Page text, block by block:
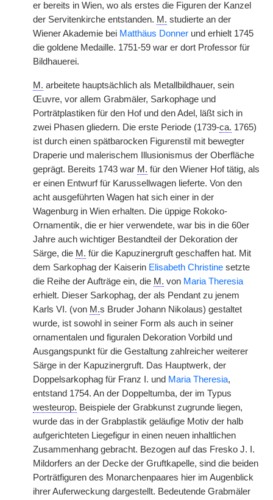
er bereits in Wien, wo als erstes die Figuren der Kanzel
der Servitenkirche entstanden. M. studierte an der
Wiener Akademie bei Matthäus Donner und erhielt 1745
die goldene Medaille. 1751-59 war er dort Professor für
Bildhauerei.
M. arbeitete hauptsächlich als Metallbildhauer, sein
Œuvre, vor allem Grabmäler, Sarkophage und
Porträtplastiken für den Hof und den Adel, läßt sich in
zwei Phasen gliedern. Die erste Periode (1739-ca. 1765)
ist durch einen spätbarocken Figurenstil mit bewegter
Draperie und malerischem Illusionismus der Oberfläche
geprägt. Bereits 1743 war M. für den Wiener Hof tätig, als
er einen Entwurf für Karussellwagen lieferte. Von den
acht ausgeführten Wagen hat sich einer in der
Wagenburg in Wien erhalten. Die üppige Rokoko-
Ornamentik, die er hier verwendete, war bis in die 60er
Jahre auch wichtiger Bestandteil der Dekoration der
Särge, die M. für die Kapuzinergruft geschaffen hat. Mit
dem Sarkophag der Kaiserin Elisabeth Christine setzte
die Reihe der Aufträge ein, die M. von Maria Theresia
erhielt. Dieser Sarkophag, der als Pendant zu jenem
Karls VI. (von M.s Bruder Johann Nikolaus) gestaltet
wurde, ist sowohl in seiner Form als auch in seiner
ornamentalen und figuralen Dekoration Vorbild und
Ausgangspunkt für die Gestaltung zahlreicher weiterer
Särge in der Kapuzinergruft. Das Hauptwerk, der
Doppelsarkophag für Franz I. und Maria Theresia,
entstand 1754. An der Doppeltumba, der im Typus
westeurop. Beispiele der Grabkunst zugrunde liegen,
wurde das in der Grabplastik geläufige Motiv der halb
aufgerichteten Liegefigur in einen neuen inhaltlichen
Zusammenhang gebracht. Bezogen auf das Fresko J. I.
Mildorfers an der Decke der Gruftkapelle, sind die beiden
Porträtfiguren des Monarchenpaares hier im Augenblick
ihrer Auferweckung dargestellt. Bedeutende Grabmäler